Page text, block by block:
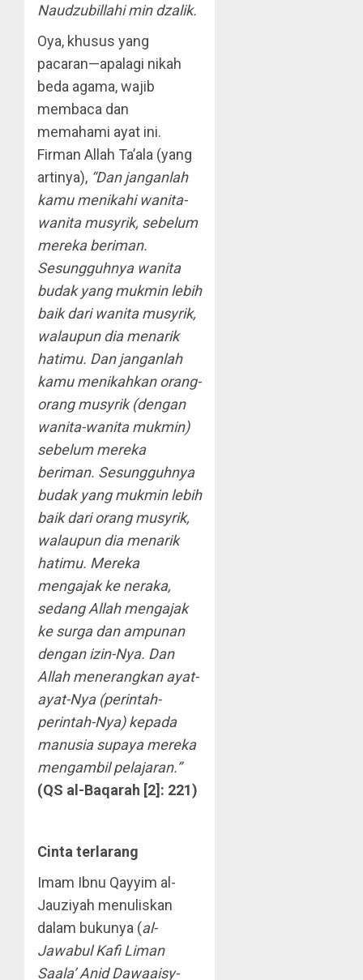
Naudzubillahi min dzalik.
Oya, khusus yang
pacaran—apalagi nikah
beda agama, wajib
membaca dan
memahami ayat ini.
Firman Allah Ta’ala (yang
artinya), “Dan janganlah
kamu menikahi wanita-
wanita musyrik, sebelum
mereka beriman.
Sesungguhnya wanita
budak yang mukmin lebih
baik dari wanita musyrik,
walaupun dia menarik
hatimu. Dan janganlah
kamu menikahkan orang-
orang musyrik (dengan
wanita-wanita mukmin)
sebelum mereka
beriman. Sesungguhnya
budak yang mukmin lebih
baik dari orang musyrik,
walaupun dia menarik
hatimu. Mereka
mengajak ke neraka,
sedang Allah mengajak
ke surga dan ampunan
dengan izin-Nya. Dan
Allah menerangkan ayat-
ayat-Nya (perintah-
perintah-Nya) kepada
manusia supaya mereka
mengambil pelajaran.”
(QS al-Baqarah [2]: 221)
Cinta terlarang
Imam Ibnu Qayyim al-
Jauziyah menuliskan
dalam bukunya (al-
Jawabul Kafi Liman
Saala’ Anid Dawaaisy-